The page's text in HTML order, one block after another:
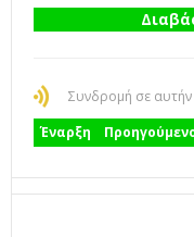
Συνδρομή σε αυτήν
Έναρξη